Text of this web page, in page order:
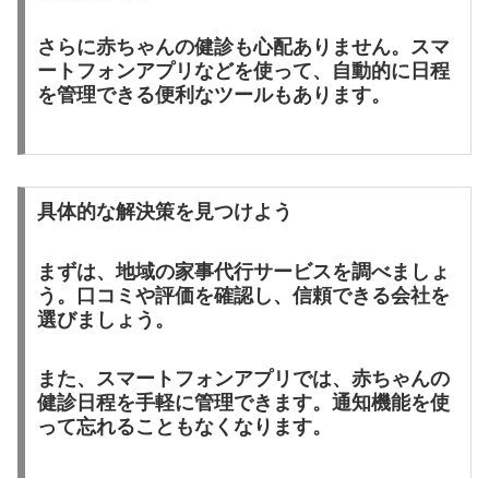
さらに赤ちゃんの健診も心配ありません。 スマ
ートフォンアプリ などを使って、自動的に日程
を管理できる便利なツールもあります。
具体的な解決策を見つけよう
まずは、地域の家事代行サービスを調べましょ
う。口コミや評価を確認し、信頼できる会社を
選びましょう。
また、 スマートフォンアプリ では、赤ちゃんの
健診日程を手軽に管理できます。通知機能を使
って忘れることもなくなります。